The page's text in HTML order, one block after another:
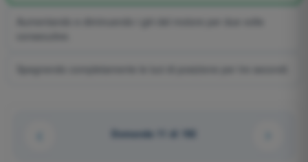
Domanda 11 di 192